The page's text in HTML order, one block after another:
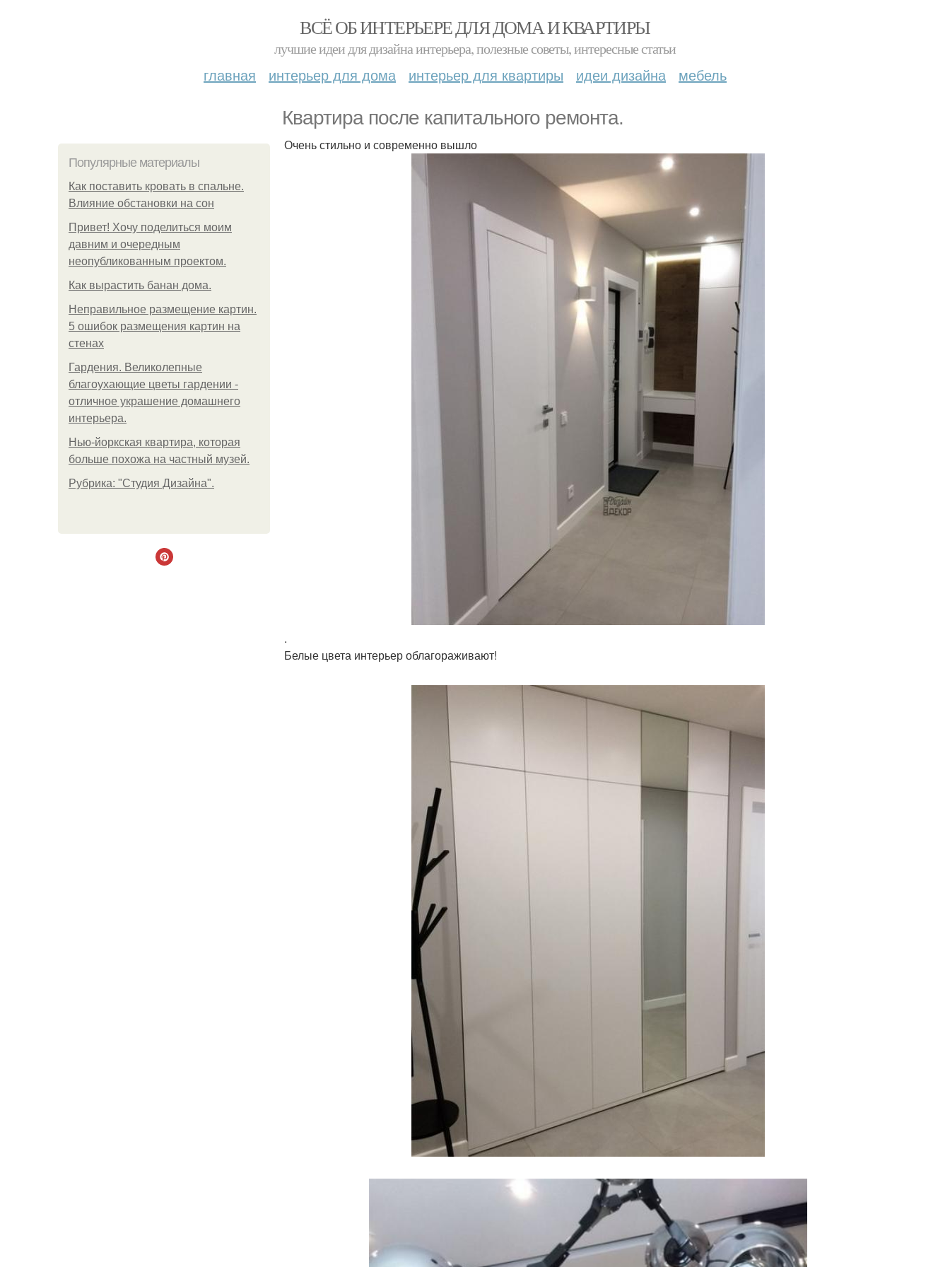
ВСЁ ОБ ИНТЕРЬЕРЕ ДЛЯ ДОМА И КВАРТИРЫ
лучшие идеи для дизайна интерьера, полезные советы, интересные статьи
главная интерьер для дома интерьер для квартиры идеи дизайна мебель
Квартира после капитального ремонта.
Популярные материалы
Как поставить кровать в спальне.
Влияние обстановки на сон
Привет! Хочу поделиться моим
давним и очередным
неопубликованным проектом.
Как вырастить банан дома.
Неправильное размещение картин.
5 ошибок размещения картин на
стенах
Гардения. Великолепные
благоухающие цветы гардении -
отличное украшение домашнего
интерьера.
Нью-йоркская квартира, которая
больше похожа на частный музей.
Рубрика: "Студия Дизайна".
Очень стильно и современно вышло
.
Белые цвета интерьер облагораживают!